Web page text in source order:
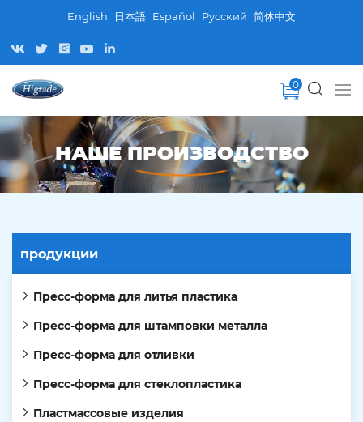
English 日本語 Español Pусский 简体中文
0
НАШЕ ПРОИЗВОДСТВО
продукции
Пресс-форма для литья пластика
Пресс-форма для штамповки металла
Пресс-форма для отливки
Пресс-форма для стеклопластика
Пластмассовые изделия